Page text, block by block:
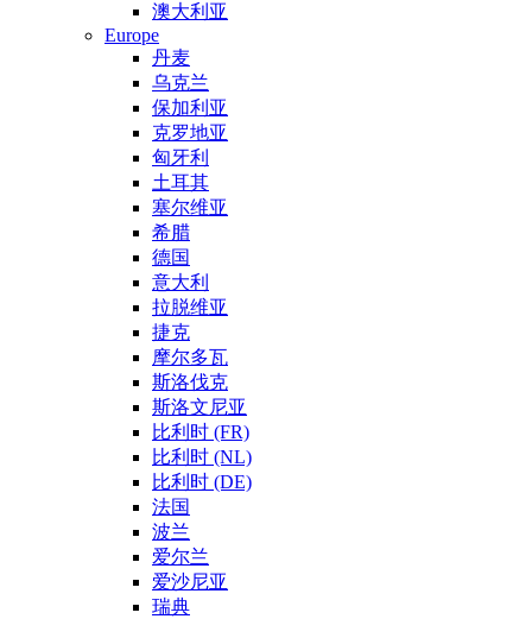
澳大利亚
Europe
丹麦
乌克兰
保加利亚
克罗地亚
匈牙利
土耳其
塞尔维亚
希腊
德国
意大利
拉脱维亚
捷克
摩尔多瓦
斯洛伐克
斯洛文尼亚
比利时 (FR)
比利时 (NL)
比利时 (DE)
法国
波兰
爱尔兰
爱沙尼亚
瑞典